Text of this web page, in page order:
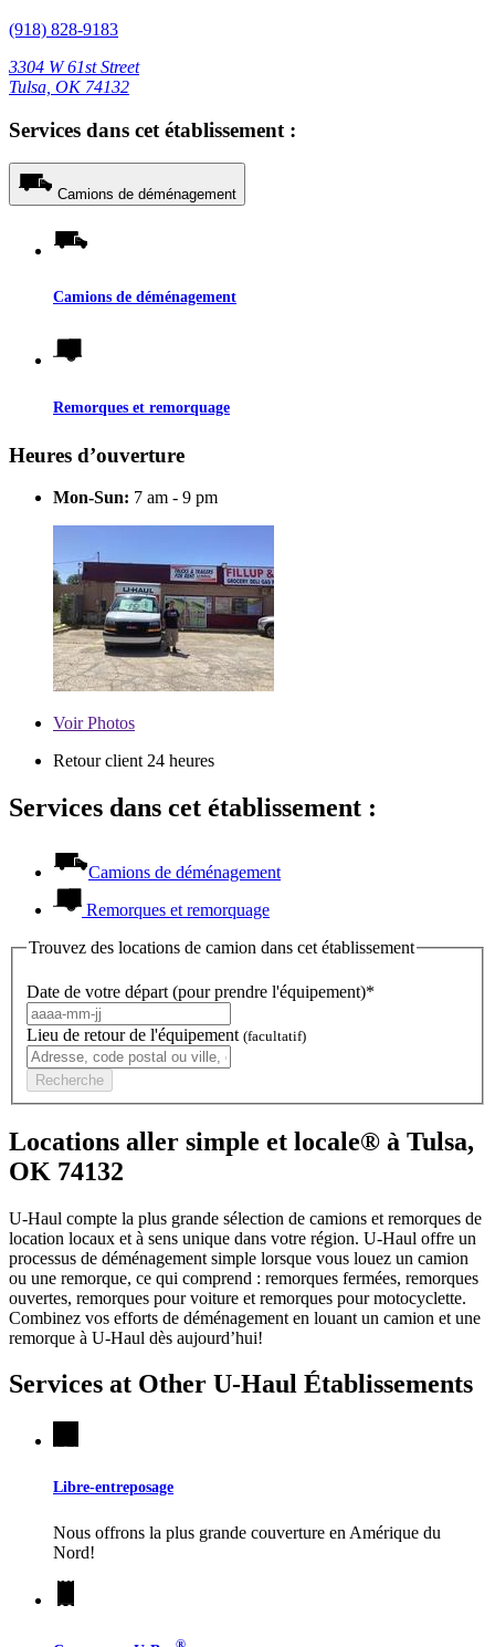
(918) 828-9183
3304 W 61st Street
Tulsa, OK 74132
Services dans cet établissement :
Camions de déménagement
Camions de déménagement
Remorques et remorquage
Heures d’ouverture
Mon-Sun: 7 am - 9 pm
VoirPhotos
Retour client 24 heures
Services dans cet établissement :
Camions de déménagement
Remorques et remorquage
Trouvez des locations de camion dans cet établissement
Date de votre départ (pour prendre l'équipement)*
Lieu de retour de l'équipement (facultatif)
Recherche
Locations aller simple et locale® à Tulsa,
OK 74132
U-Haul compte la plus grande sélection de camions et remorques de
location locaux et à sens unique dans votre région. U-Haul offre un
processus de déménagement simple lorsque vous louez un camion
ou une remorque, ce qui comprend : remorques fermées, remorques
ouvertes, remorques pour voiture et remorques pour motocyclette.
Combinez vos efforts de déménagement en louant un camion et une
remorque à U-Haul dès aujourd’hui!
Services at Other U-Haul Établissements
Libre-entreposage
Nous offrons la plus grande couverture en Amérique du
Nord!